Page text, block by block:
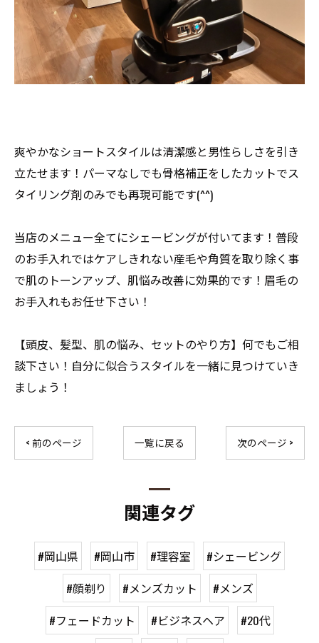
爽やかなショートスタイルは清潔感と男性らしさを引き
立たせます！パーマなしでも骨格補正をしたカットでス
タイリング剤のみでも再現可能です(^^)
当店のメニュー全てにシェービングが付いてます！普段
のお手入れではケアしきれない産毛や角質を取り除く事
で肌のトーンアップ、肌悩み改善に効果的です！眉毛の
お手入れもお任せ下さい！
【頭皮、髪型、肌の悩み、セットのやり方】何でもご相
談下さい！自分に似合うスタイルを一緒に見つけていき
ましょう！
< 前のページ 一覧に戻る 次のページ >
関連タグ
#岡山県 #岡山市 #理容室
#シェービング
#顔剃り
#メンズカット
#メンズ
#フェードカット
#ビジネスヘア
#20代